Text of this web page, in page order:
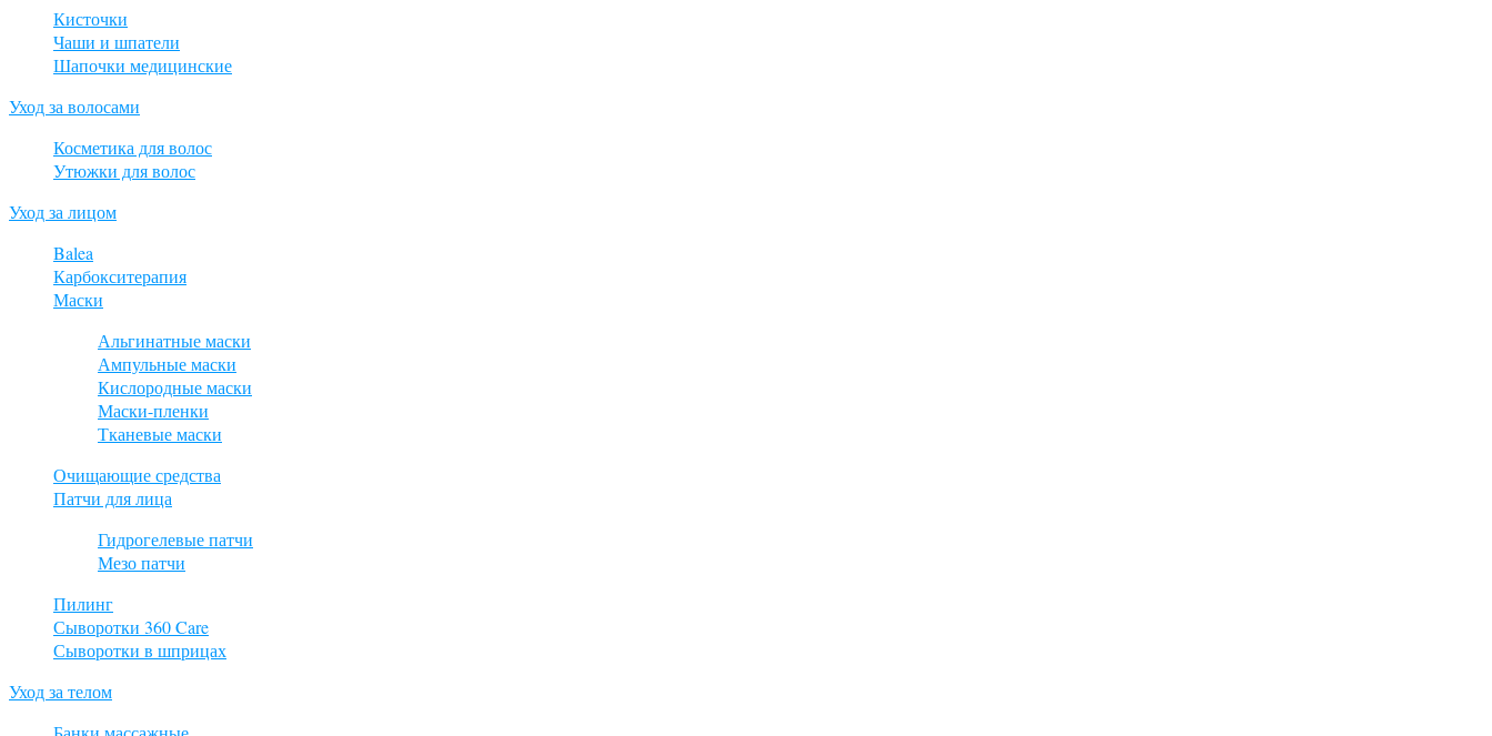
Кисточки
Чаши и шпатели
Шапочки медицинские
Уход за волосами
Косметика для волос
Утюжки для волос
Уход за лицом
Balea
Карбокситерапия
Маски
Альгинатные маски
Ампульные маски
Кислородные маски
Маски-пленки
Тканевые маски
Очищающие средства
Патчи для лица
Гидрогелевые патчи
Мезо патчи
Пилинг
Сыворотки 360 Care
Сыворотки в шприцах
Уход за телом